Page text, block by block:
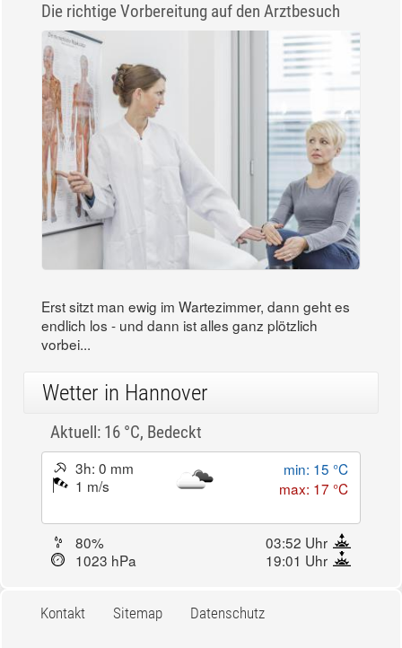
Die richtige Vorbereitung auf den Arztbesuch
Erst sitzt man ewig im Wartezimmer, dann geht es
endlich los - und dann ist alles ganz plötzlich
vorbei...
Wetter in Hannover
Aktuell: 16 °C, Bedeckt
3h: 0 mm
1 m/s
min: 15 °C
max: 17 °C
80%
03:52 Uhr
1023 hPa
19:01 Uhr
Kontakt Sitemap Datenschutz